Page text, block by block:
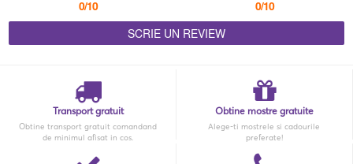
0/10
0/10
SCRIE UN REVIEW
Transport gratuit
Obtine transport gratuit comandand
de minimul afisat in cos.
Obtine mostre gratuite
Alege-ti mostrele si cadourile
preferate!